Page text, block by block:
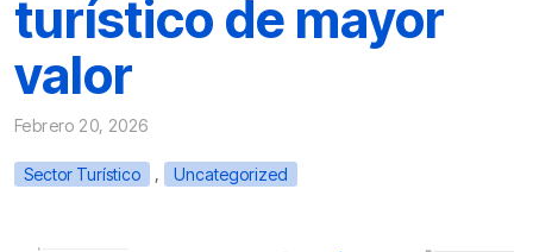
turístico de mayor
valor
Febrero 20, 2026
Sector Turístico , Uncategorized